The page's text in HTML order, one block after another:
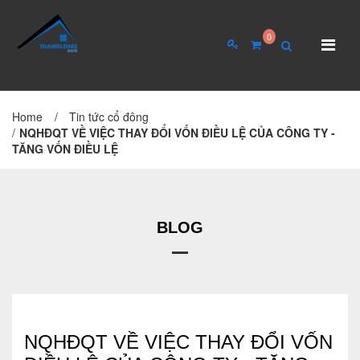
0
TRANG CHỦ
Đại hội cổ đông
Home /
Tin tức cổ đông
/ NQHĐQT VỀ VIỆC THAY ĐỔI VỐN ĐIỀU LỆ CỦA CÔNG TY -
TĂNG VỐN ĐIỀU LỆ
BLOG
NQHĐQT VỀ VIỆC THAY ĐỔI VỐN